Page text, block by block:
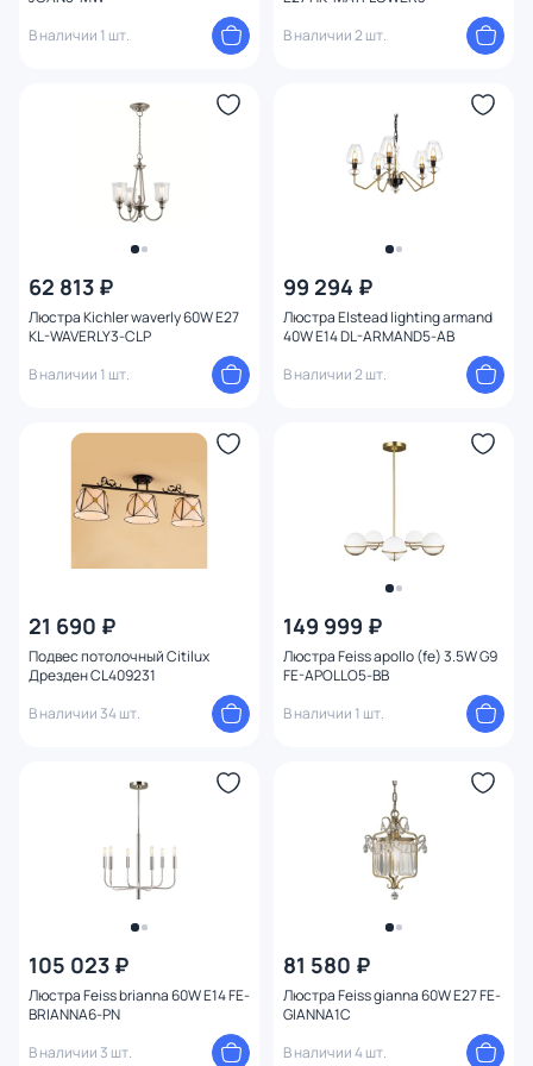
В наличии 1 шт.
В наличии 2 шт.
62 813 ₽
Люстра Kichler waverly 60W E27
KL-WAVERLY3-CLP
В наличии 1 шт.
99 294 ₽
Люстра Elstead lighting armand
40W E14 DL-ARMAND5-AB
В наличии 2 шт.
21 690 ₽
Подвес потолочный Citilux
Дрезден CL409231
В наличии 34 шт.
149 999 ₽
Люстра Feiss apollo (fe) 3.5W G9
FE-APOLLO5-BB
В наличии 1 шт.
105 023 ₽
Люстра Feiss brianna 60W E14 FE-
BRIANNA6-PN
В наличии 3 шт.
81 580 ₽
Люстра Feiss gianna 60W E27 FE-
GIANNA1C
В наличии 4 шт.